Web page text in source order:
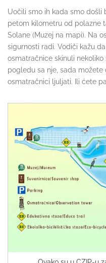
Uočili smo ih kada smo došli
petom kilometru od polazne
Solane (Muzej na mapi). Na
sigurnosti radi. Vodiči kažu
osmatračnice skinuli
pogledu sa nje, sada
osmatračnici ljuljati. Ili ćete